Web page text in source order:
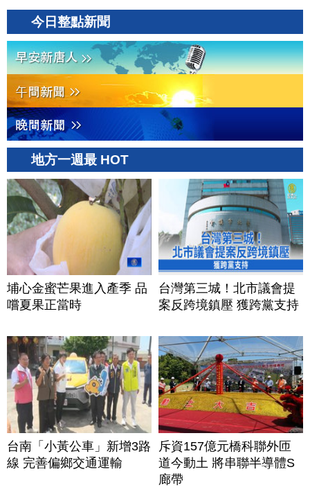
今日整點新聞
地方一週最 HOT
埔心金蜜芒果進入產季 品
嚐夏果正當時
台灣第三城！北市議會提
案反跨境鎮壓 獲跨黨支持
台南「小黃公車」新增3路
線 完善偏鄉交通運輸
斥資157億元橋科聯外匝
道今動土 將串聯半導體S
廊帶